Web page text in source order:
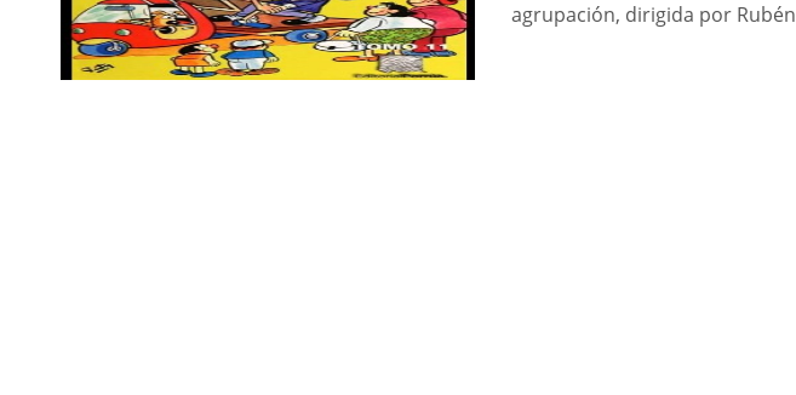
agrupación, dirigida por Rubén